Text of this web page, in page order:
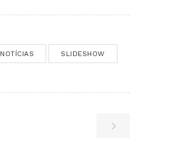
NOTÍCIAS SLIDESHOW